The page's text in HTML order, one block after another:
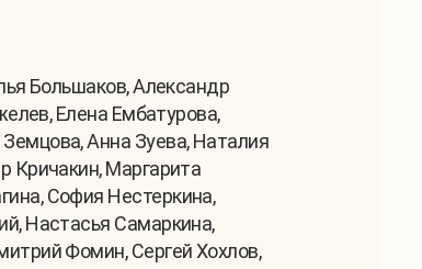
Большаков, Александр
Елена Ембатурова,
Анна Зуева, Наталия
Кричакин, Маргарита
София Нестеркина,
Настасья Самаркина,
Фомин, Сергей Хохлов,